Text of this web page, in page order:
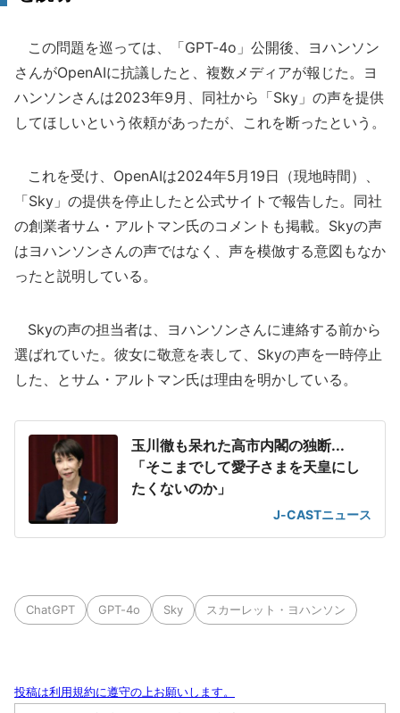
この問題を巡っては、「GPT-4o」公開後、ヨハンソン
さんがOpenAIに抗議したと、複数メディアが報じた。ヨ
ハンソンさんは2023年9月、同社から「Sky」の声を提供
してほしいという依頼があったが、これを断ったという。
これを受け、OpenAIは2024年5月19日（現地時間）、
「Sky」の提供を停止したと公式サイトで報告した。同社
の創業者サム・アルトマン氏のコメントも掲載。Skyの声
はヨハンソンさんの声ではなく、声を模倣する意図もなか
ったと説明している。
Skyの声の担当者は、ヨハンソンさんに連絡する前から
選ばれていた。彼女に敬意を表して、Skyの声を一時停止
した、とサム・アルトマン氏は理由を明かしている。
玉川徹も呆れた高市内閣の独断...
「そこまでして愛子さまを天皇にし
たくないのか」
J-CASTニュース
ChatGPT GPT-4o Sky スカーレット・ヨハンソン